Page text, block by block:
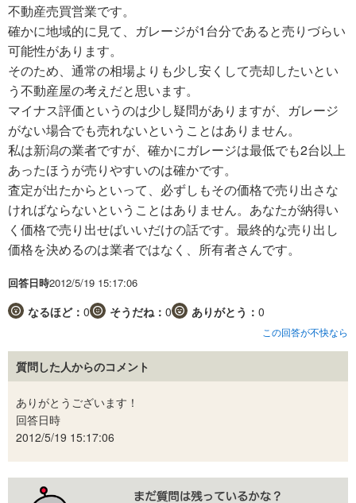
不動産売買営業です。
確かに地域的に見て、ガレージが1台分であると売りづらい
可能性があります。
そのため、通常の相場よりも少し安くして売却したいとい
う不動産屋の考えだと思います。
マイナス評価というのは少し疑問がありますが、ガレージ
がない場合でも売れないということはありません。
私は新潟の業者ですが、確かにガレージは最低でも2台以上
あったほうが売りやすいのは確かです。
査定が出たからといって、必ずしもその価格で売り出さな
ければならないということはありません。あなたが納得い
く価格で売り出せばいいだけの話です。最終的な売り出し
価格を決めるのは業者ではなく、所有者さんです。
回答日時2012/5/19 15:17:06
なるほど： 0 そうだね： 0 ありがとう： 0
この回答が不快なら
質問した人からのコメント
ありがとうございます！
回答日時
2012/5/19 15:17:06